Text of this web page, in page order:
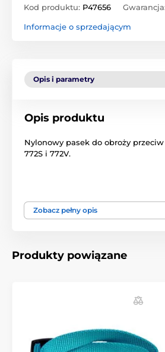
Kod produktu: P47656
Informacje o sprzedającym
Opis i parametry
Opis produktu
Nylonowy pasek do obroży
772S i 772V.
Akcesoria do obroży
Zobacz pełny opis
Produkty powiązane